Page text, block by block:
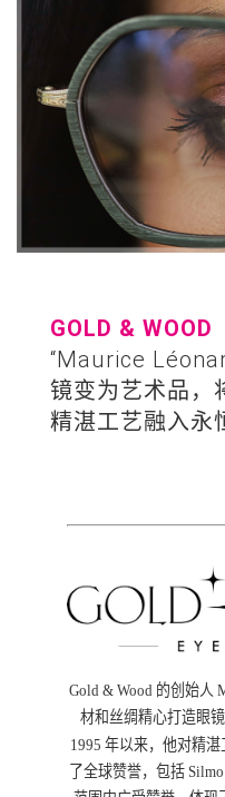
GOLD & WOOD
“Maurice
镜变为艺术品，
精湛工艺融入永
Gold & Wood 的创始人
材和丝绸精心打造眼
1995 年以来，他对精
了全球赞誉，包括